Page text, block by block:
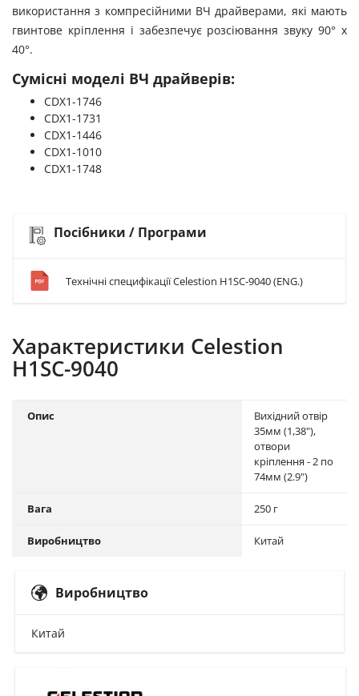
використання з компресійними ВЧ драйверами, які мають
гвинтове кріплення і забезпечує розсіювання звуку 90° x
40°.
Сумісні моделі ВЧ драйверів:
CDX1-1746
CDX1-1731
CDX1-1446
CDX1-1010
CDX1-1748
Посібники / Програми
Технічні специфікації Celestion H1SC-9040 (ENG.)
Характеристики Celestion
H1SC-9040
Опис
Вихідний отвір
35мм (1,38"),
отвори
кріплення - 2 по
74мм (2.9")
Вага 250 г
Виробництво Китай
Виробництво
Китай